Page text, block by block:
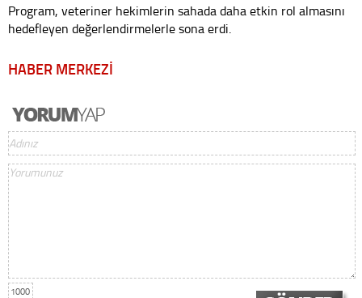
Program, veteriner hekimlerin sahada daha etkin rol almasını
hedefleyen değerlendirmelerle sona erdi.
HABER MERKEZİ
1000